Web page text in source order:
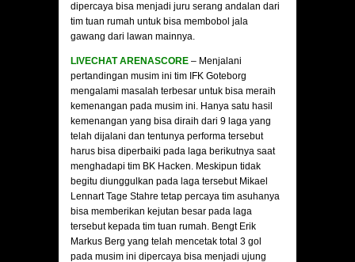
dipercaya bisa menjadi juru serang andalan dari
tim tuan rumah untuk bisa membobol jala
gawang dari lawan mainnya.
LIVECHAT ARENASCORE – Menjalani
pertandingan musim ini tim IFK Goteborg
mengalami masalah terbesar untuk bisa meraih
kemenangan pada musim ini. Hanya satu hasil
kemenangan yang bisa diraih dari 9 laga yang
telah dijalani dan tentunya performa tersebut
harus bisa diperbaiki pada laga berikutnya saat
menghadapi tim BK Hacken. Meskipun tidak
begitu diunggulkan pada laga tersebut Mikael
Lennart Tage Stahre tetap percaya tim asuhanya
bisa memberikan kejutan besar pada laga
tersebut kepada tim tuan rumah. Bengt Erik
Markus Berg yang telah mencetak total 3 gol
pada musim ini dipercaya bisa menjadi ujung